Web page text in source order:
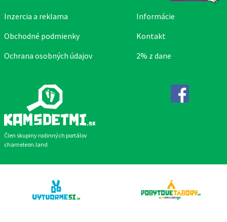
Člen skupiny rodinných portálov
chameleon.land
Inzercia a reklama
Obchodné podmienky
Ochrana osobných údajov
Informácie
Kontakt
2% z dane